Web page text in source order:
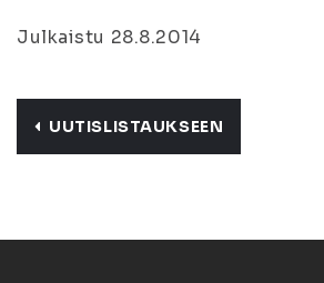
Julkaistu 28.8.2014
UUTISLISTAUKSEEN